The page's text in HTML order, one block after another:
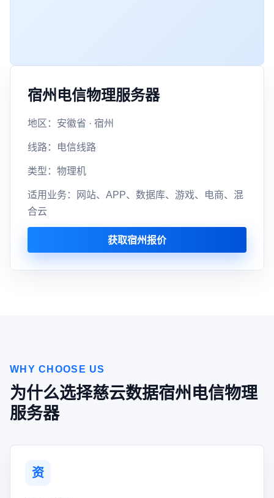
宿州电信物理服务器
地区：安徽省 · 宿州
线路：电信线路
类型：物理机
适用业务：网站、APP、数据库、游戏、电商、混
合云
获取宿州报价
WHY CHOOSE US
为什么选择慈云数据宿州电信物理
服务器
资